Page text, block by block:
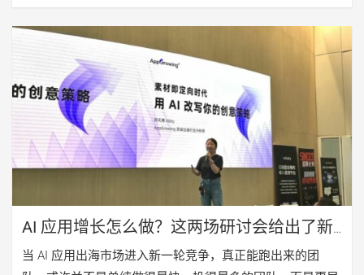
AI 应用增长怎么做？这两场研讨会给出了新
答案
当 AI 应用出海市场进入新一轮竞争，真正能跑出来的团